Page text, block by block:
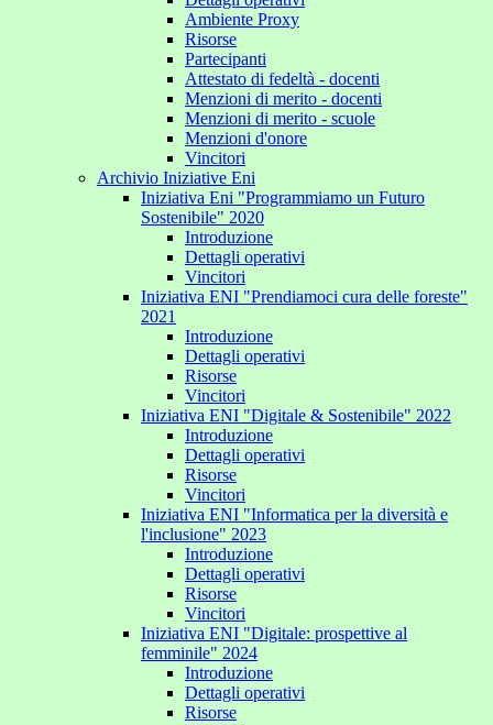
Ambiente Proxy
Risorse
Partecipanti
Attestato di fedeltà - docenti
Menzioni di merito - docenti
Menzioni di merito - scuole
Menzioni d'onore
Vincitori
Archivio Iniziative Eni
Iniziativa Eni "Programmiamo un Futuro
Sostenibile" 2020
Introduzione
Dettagli operativi
Vincitori
Iniziativa ENI "Prendiamoci cura delle foreste"
2021
Introduzione
Dettagli operativi
Risorse
Vincitori
Iniziativa ENI "Digitale & Sostenibile" 2022
Introduzione
Dettagli operativi
Risorse
Vincitori
Iniziativa ENI "Informatica per la diversità e
l'inclusione" 2023
Introduzione
Dettagli operativi
Risorse
Vincitori
Iniziativa ENI "Digitale: prospettive al
femminile" 2024
Introduzione
Dettagli operativi
Risorse